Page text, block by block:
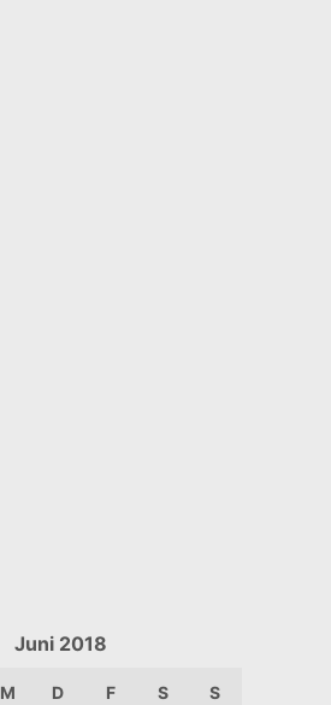
Juni 2018
M D F S S